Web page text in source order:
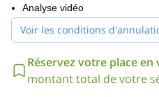
chaude), des restaurants avec
bars pour se détendre après
Préparez-vous donc à vous
description,La flexibilité sera la
J'adapterai le programme en
Analyse vidéo
Voir les conditions
Réservez votre place
montant total de votre